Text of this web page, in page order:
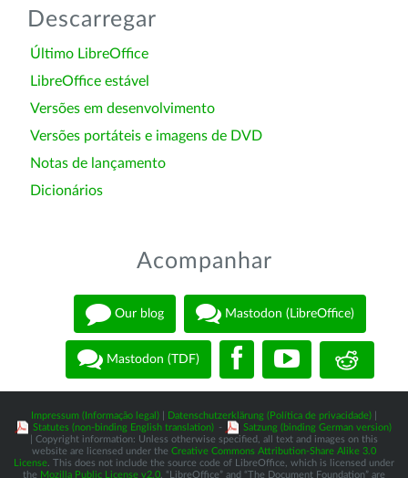
Descarregar
Último LibreOffice
LibreOffice estável
Versões em desenvolvimento
Versões portáteis e imagens de DVD
Notas de lançamento
Dicionários
Acompanhar
Our blog Mastodon (LibreOffice)
Mastodon (TDF)
Impressum (Informação legal) Datenschutzerklärung (Política de privacidade)
Statutes (non-binding English translation) -
Satzung (binding German version)
| Copyright information: Unless otherwise specified, all text and images on this
website are licensed under the Creative Commons Attribution-Share Alike 3.0
License . This does not include the source code of LibreOffice, which is licensed under
the Mozilla Public License v2.0 . “LibreOffice” and “The Document Foundation” are